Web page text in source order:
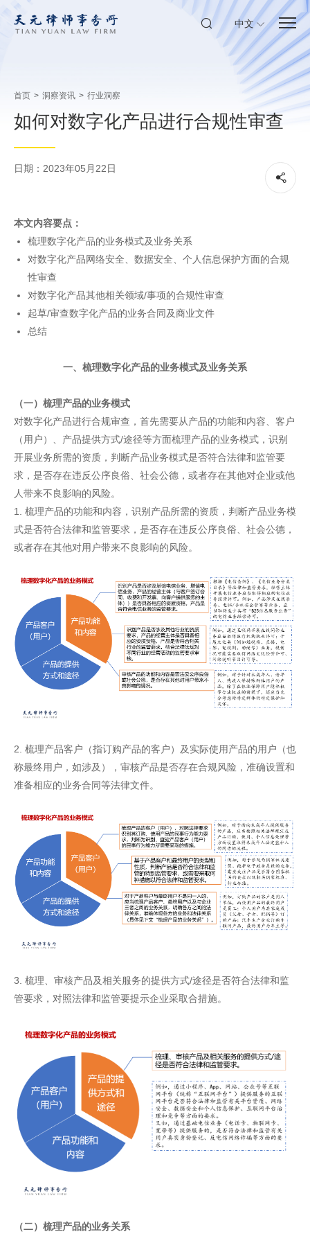
中文
首页 > 洞察资讯 > 行业洞察
如何对数字化产品进行合规性审查
日期：2023年05月22日
本文内容要点：
梳理数字化产品的业务模式及业务关系
对数字化产品网络安全、数据安全、个人信息保护方面的合规
性审查
对数字化产品其他相关领域/事项的合规性审查
起草/审查数字化产品的业务合同及商业文件
总结
一、梳理数字化产品的业务模式及业务关系
（一）梳理产品的业务模式
对数字化产品进行合规审查，首先需要从产品的功能和内容、客户
（用户）、产品提供方式/途径等方面梳理产品的业务模式，识别
开展业务所需的资质，判断产品业务模式是否符合法律和监管要
求，是否存在违反公序良俗、社会公德，或者存在其他对企业或他
人带来不良影响的风险。
1. 梳理产品的功能和内容，识别产品所需的资质，判断产品业务模
式是否符合法律和监管要求，是否存在违反公序良俗、社会公德，
或者存在其他对用户带来不良影响的风险。
2. 梳理产品客户（指订购产品的客户）及实际使用产品的用户（也
称最终用户，如涉及），审核产品是否存在合规风险，准确设置和
准备相应的业务合同等法律文件。
3. 梳理、审核产品及相关服务的提供方式/途径是否符合法律和监
管要求，对照法律和监管要提示企业采取合措施。
（二）梳理产品的业务关系